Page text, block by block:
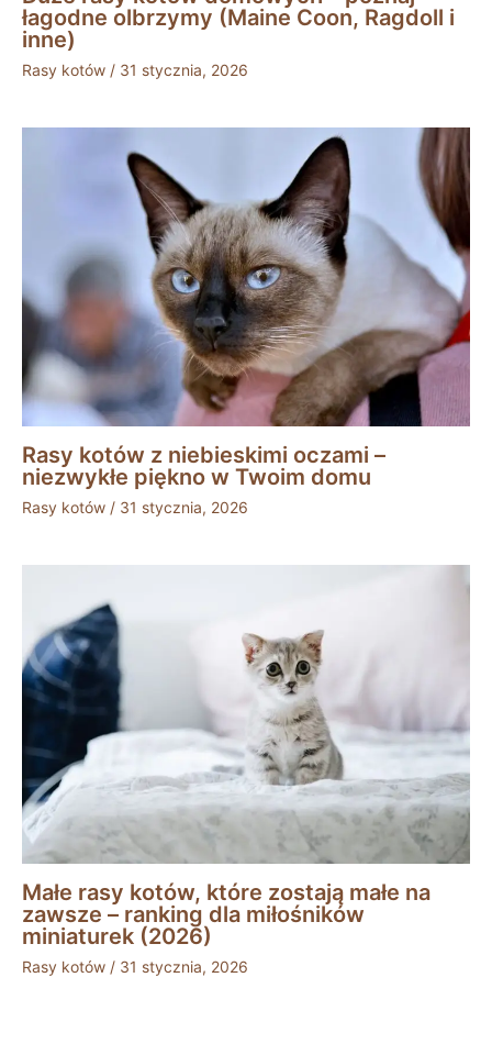
łagodne olbrzymy (Maine Coon, Ragdoll i
inne)
Rasy kotów / 31 stycznia, 2026
Rasy kotów z niebieskimi oczami –
niezwykłe piękno w Twoim domu
Rasy kotów / 31 stycznia, 2026
Małe rasy kotów, które zostają małe na
zawsze – ranking dla miłośników
miniaturek (2026)
Rasy kotów / 31 stycznia, 2026